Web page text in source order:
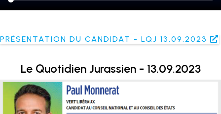
PRÉSENTATION DU CANDIDAT - LQJ 13.09.2023
Le Quotidien Jurassien - 13.09.2023